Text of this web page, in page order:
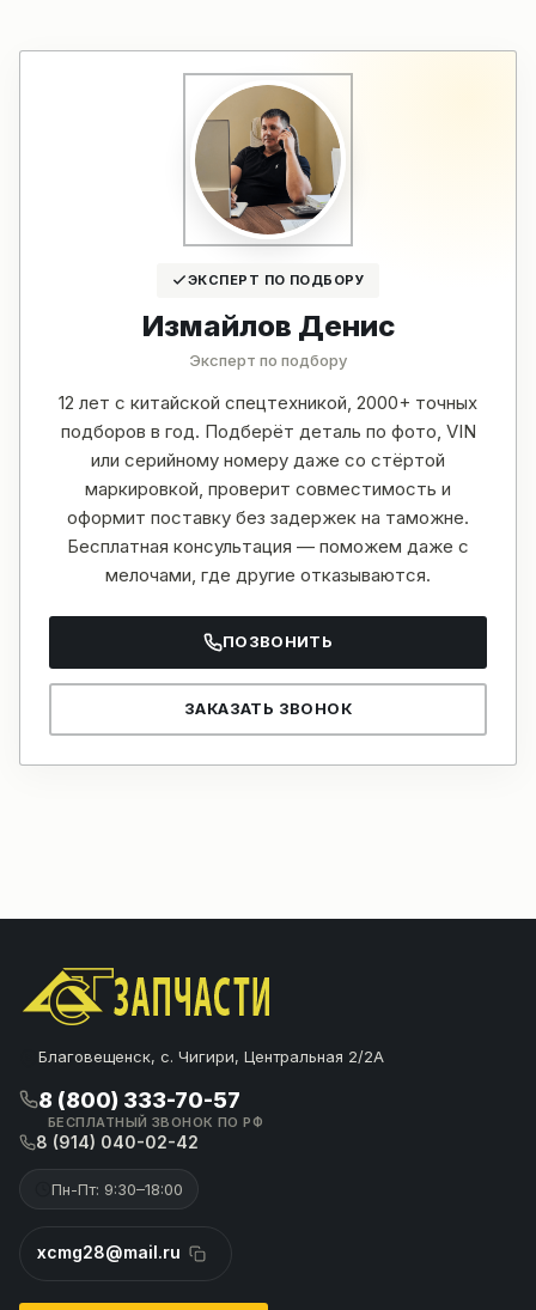
ЭКСПЕРТ ПО ПОДБОРУ
Измайлов Денис
Эксперт по подбору
12 лет с китайской спецтехникой, 2000+ точных
подборов в год. Подберёт деталь по фото, VIN
или серийному номеру даже со стёртой
маркировкой, проверит совместимость и
оформит поставку без задержек на таможне.
Бесплатная консультация — поможем даже с
мелочами, где другие отказываются.
ПОЗВОНИТЬ
ЗАКАЗАТЬ ЗВОНОК
Благовещенск, с. Чигири, Центральная 2/2А
8 (800) 333-70-57
БЕСПЛАТНЫЙ ЗВОНОК ПО РФ
8 (914) 040-02-42
Пн-Пт: 9:30–18:00
xcmg28@mail.ru